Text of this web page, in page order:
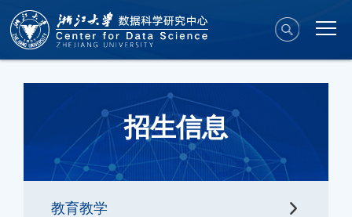
招生信息
教育教学